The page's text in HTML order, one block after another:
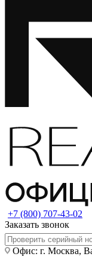
+7 (800) 707-43-02
Заказать звонок
Офис: г. Москва,